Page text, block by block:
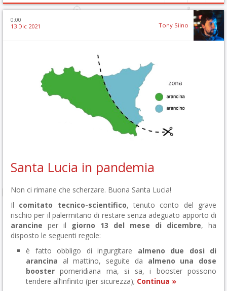
0:00
13 Dic 2021 Tony Siino
Santa Lucia in pandemia
Non ci rimane che scherzare. Buona Santa Lucia!
Il comitato tecnico-scientifico, tenuto conto del grave
rischio per il palermitano di restare senza adeguato apporto di
arancine per il giorno 13 del mese di dicembre, ha
disposto le seguenti regole:
è fatto obbligo di ingurgitare almeno due dosi di
arancina al mattino, seguite da almeno una dose
booster pomeridiana ma, si sa, i booster possono
tendere all’infinito (per sicurezza); Continua »